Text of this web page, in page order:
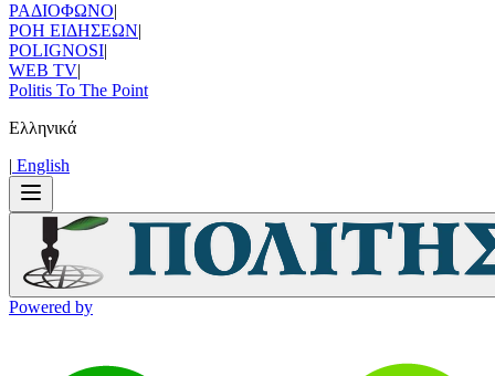
ΡΑΔΙΟΦΩΝΟ|
ΡΟΗ ΕΙΔΗΣΕΩΝ|
POLIGNOSI|
WEB TV|
Politis To The Point
Ελληνικά
| Εnglish
Powered by